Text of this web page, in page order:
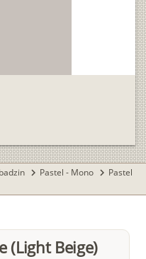
chevron_right Pastel - Mono chevron_right Pastel
(Light Beige)